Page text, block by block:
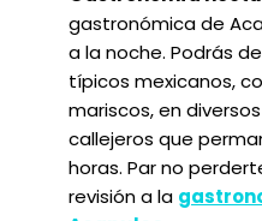
gastronómica de
a la noche. Podrás
típicos mexicanos,
mariscos, en
callejeros que
horas. Par no
revisión a la